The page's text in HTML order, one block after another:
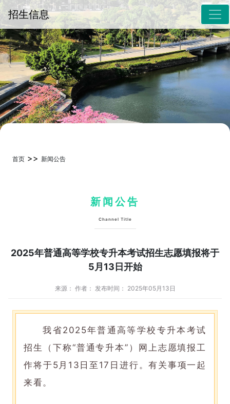
招生信息
首页 >>新闻公告
新闻公告
Channel Title
2025年普通高等学校专升本考试招生志愿填报将于
5月13日开始
来源： 作者： 发布时间： 2025年05月13日
我省2025年普通高等学校专升本考试
招生（下称“普通专升本”）网上志愿填报工
作将于5月13日至17日进行。有关事项一起
来看。